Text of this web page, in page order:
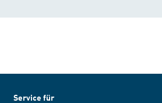
Service für